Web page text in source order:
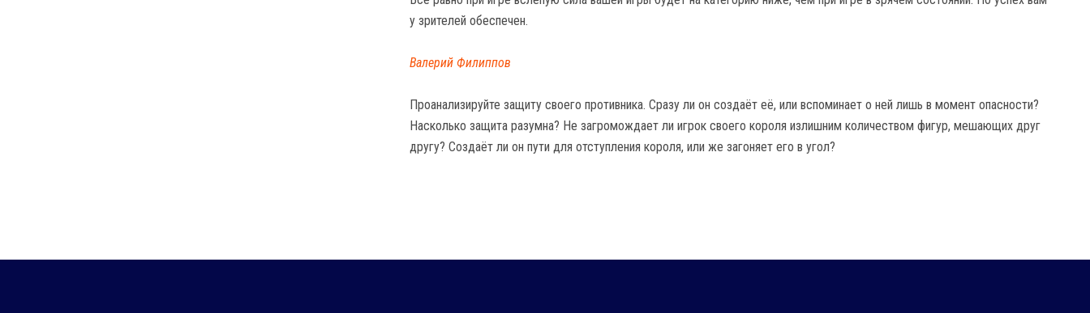
у зрителей обеспечен.
Валерий Филиппов
Проанализируйте защиту своего противника. Сразу ли он создаёт её, или вспоминает о ней лишь в момент опасности?
Насколько защита разумна? Не загромождает ли игрок своего короля излишним количеством фигур, мешающих друг
другу? Создаёт ли он пути для отступления короля, или же загоняет его в угол?